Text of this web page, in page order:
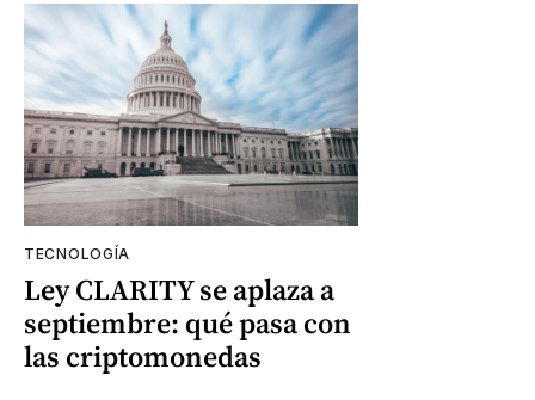
TECNOLOGÍA
Ley CLARITY se aplaza a
septiembre: qué pasa con
las criptomonedas